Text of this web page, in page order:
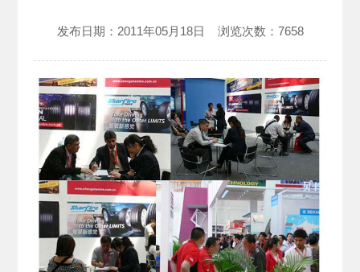
发布日期： 2011年05月18日 浏览次数： 7658